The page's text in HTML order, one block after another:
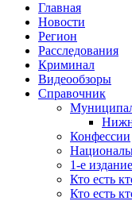
Главная
Новости
Регион
Расследования
Криминал
Видеообзоры
Справочник
Конфессии
1-е
Кто есть
Кто есть